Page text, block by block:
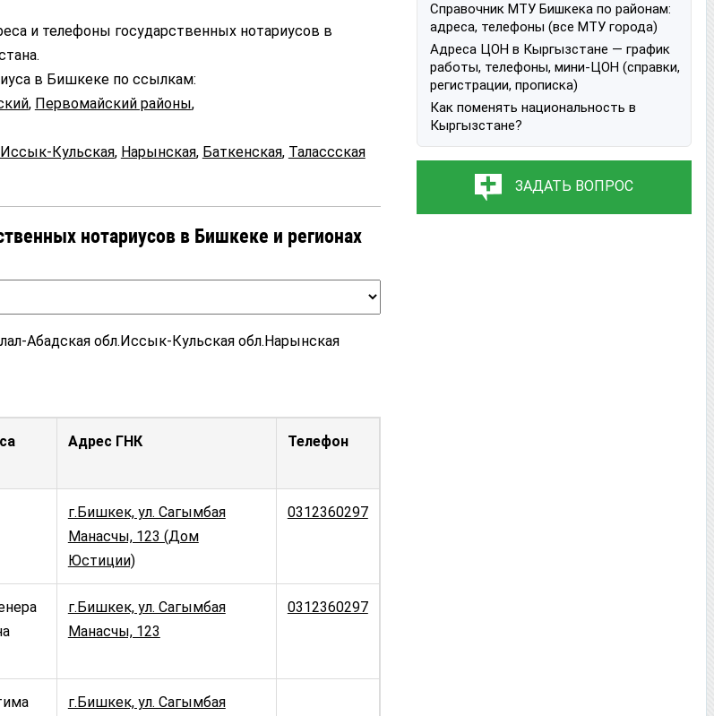
и телефоны государственных нотариусов в
в Бишкеке по ссылкам:
, Первомайский районы,
Иссык-Кульская, Нарынская, Баткенская, Талассская
нотариусов в Бишкеке и регионах
Абадская обл.Иссык-Кульская обл.Нарынская
Адрес ГНК Телефон
г.Бишкек, ул. Сагымбая
Манасчы, 123 (Дом
Юстиции)
0312360297
г.Бишкек, ул. Сагымбая
Манасчы, 123
0312360297
г.Бишкек, ул. Сагымбая
Справочник МТУ Бишкека по районам:
адреса, телефоны (все МТУ города)
Адреса ЦОН в Кыргызстане — график
работы, телефоны, мини-ЦОН (справки,
регистрации, прописка)
Как поменять национальность в
Кыргызстане?
ЗАДАТЬ ВОПРОС